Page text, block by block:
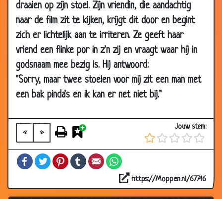
draaien op zijn stoel. Zijn vriendin, die aandachtig
naar de film zit te kijken, krijgt dit door en begint
zich er lichtelijk aan te irriteren. Ze geeft haar
vriend een flinke por in z'n zij en vraagt waar hij in
godsnaam mee bezig is. Hij antwoord:
"Sorry, maar twee stoelen voor mij zit een man met
een bak pinda's en ik kan er net niet bij."
« »
Jouw stem:
FacebookTwitterPinterestTumblrEmail
https://Moppen.nl/67746
10 Mar
2018
Alles doet pijn! 2.82
08 Mar
2018
Stoel?
23 Feb 2018 Wat is het probleem?
24 Aug 2015
De "Pil"
3.23
20 May
Eigen dokterspraktijk
03 Dec 2014 Route uitleggen
3.18
12 Nov 2014
2.81
08 Jul 2014
Ziek paard
2013
2.82